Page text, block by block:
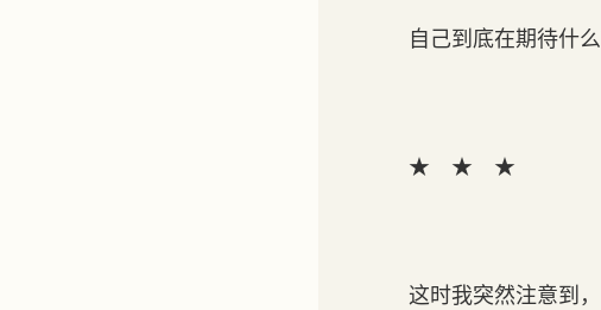
自己到底在期待什
★ ★ ★
这时我突然注意到